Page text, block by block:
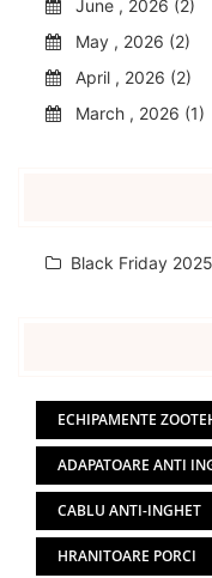
June , 2026 (2)
May , 2026 (2)
April , 2026 (2)
March , 2026 (1)
Black Friday 2025
ECHIPAMENTE
ADAPATOARE ANTI
CABLU ANTI-INGHET
HRANITOARE PORCI